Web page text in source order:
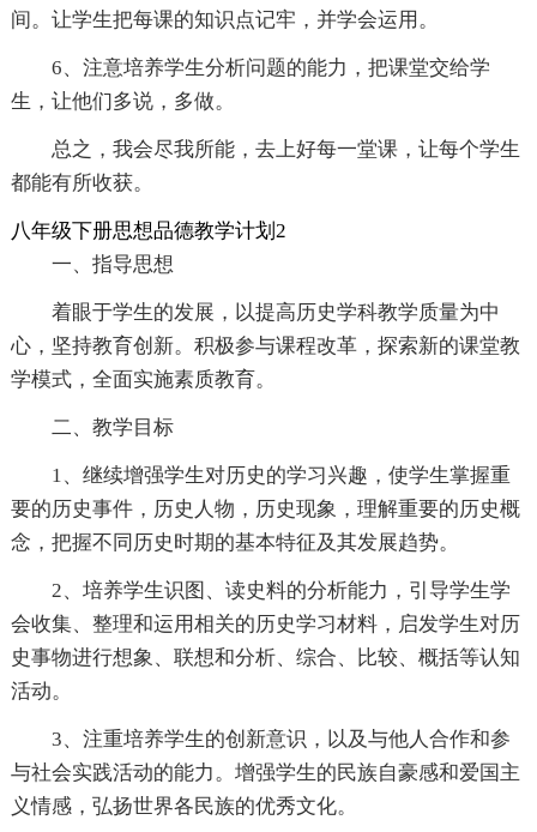
间。让学生把每课的知识点记牢，并学会运用。
6、注意培养学生分析问题的能力，把课堂交给学
生，让他们多说，多做。
总之，我会尽我所能，去上好每一堂课，让每个学生
都能有所收获。
八年级下册思想品德教学计划2
一、指导思想
着眼于学生的发展，以提高历史学科教学质量为中
心，坚持教育创新。积极参与课程改革，探索新的课堂教
学模式，全面实施素质教育。
二、教学目标
1、继续增强学生对历史的学习兴趣，使学生掌握重
要的历史事件，历史人物，历史现象，理解重要的历史概
念，把握不同历史时期的基本特征及其发展趋势。
2、培养学生识图、读史料的分析能力，引导学生学
会收集、整理和运用相关的历史学习材料，启发学生对历
史事物进行想象、联想和分析、综合、比较、概括等认知
活动。
3、注重培养学生的创新意识，以及与他人合作和参
与社会实践活动的能力。增强学生的民族自豪感和爱国主
义情感，弘扬世界各民族的优秀文化。